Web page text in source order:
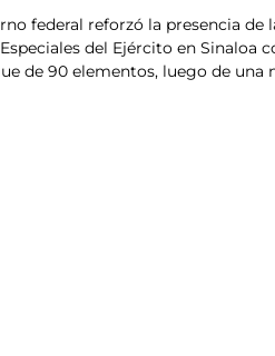
federal reforzó la presencia de
del Ejército en Sinaloa
de 90 elementos, luego de una